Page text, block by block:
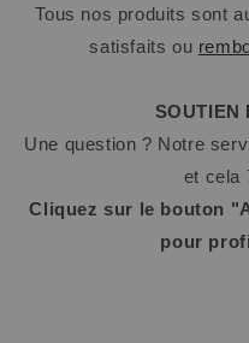
Tous nos produits sont
satisfaits ou
SOUTIEN
Une question ? Notre
et cela
Cliquez sur le bouton
pour